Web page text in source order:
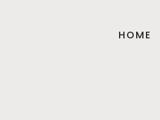
HOME